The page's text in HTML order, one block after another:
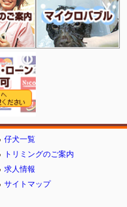
た！（瑞江店）
した！（武蔵狭山店）
した！（津田沼店）
した！（瑞江店）
した！（武蔵狭山店）
した！（津田沼店）
た！（イオン葛西店）
た！（武蔵狭山店）
た！（瑞江店）
た！（新浦安店）
した！（瑞江店）
た！（武蔵狭山店）
た！（イオン葛西店）
仔犬一覧
トリミングのご案内
求人情報
サイトマップ